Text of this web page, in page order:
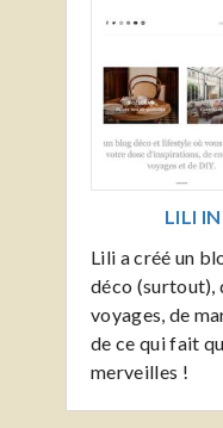
LILI
Lili a créé un
déco (surtout),
voyages, de
de ce qui fait
merveilles !